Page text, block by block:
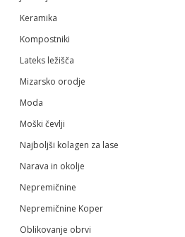
Keramika
Kompostniki
Lateks ležišča
Mizarsko orodje
Moda
Moški čevlji
Najboljši kolagen za lase
Narava in okolje
Nepremičnine
Nepremičnine Koper
Oblikovanje obrvi